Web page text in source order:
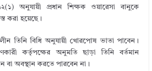
অনুযায়ী প্রধান শিক্ষক ওয়ারেসা বানুকে
করা হয়েছে।
তিনি বিধি অনুযায়ী খোরপোষ ভাতা পাবেন।
কর্তৃপক্ষের অনুমতি ছাড়া তিনি বর্তমান
বা অবস্থান করতে পারবেন না।